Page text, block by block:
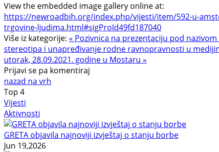
View the embedded image gallery online at:
https://newroadbih.org/index.php/vijesti/item/592-u-
trgovine-ljudima.html#sigProId49fd187040
Više iz kategorije: « Pozivnica na prezentaciju pod
stereotipa i unapređivanje rodne ravnopravnosti u
utorak, 28.09.2021. godine u Mostaru »
Prijavi se pa komentiraj
nazad na vrh
Top 4
Vijesti
Aktivnosti
GRETA objavila najnoviji izvještaj o stanju borbe
Jun 19,2026